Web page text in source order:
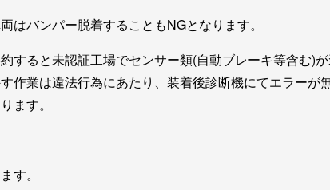
はバンパー脱着することもNGとなります。
すると未認証工場でセンサー類(自動ブレーキ等含む)
作業は違法行為にあたり、装着後診断機にてエラーが
ます。
す。